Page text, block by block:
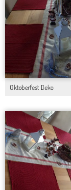
Oktoberfest Deko